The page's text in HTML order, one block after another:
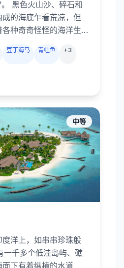
和
的海底乍看荒凉，但
种奇奇怪怪的海洋生
丽的幽灵海龙、小小
除了偶尔几处色彩艳
的精髓就是在黑沙中
豆丁海马 青蛙鱼 +3
中等
洋上，如串串珍珠般
一千多个低洼岛屿、礁
下有着纵横的水道